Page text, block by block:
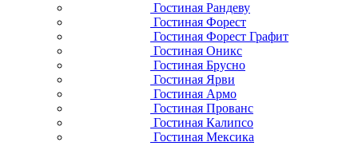
Гостиная Рандеву
Гостиная Форест
Гостиная Форест Графит
Гостиная Оникс
Гостиная Брусно
Гостиная Ярви
Гостиная Армо
Гостиная Прованс
Гостиная Калипсо
Гостиная Мексика